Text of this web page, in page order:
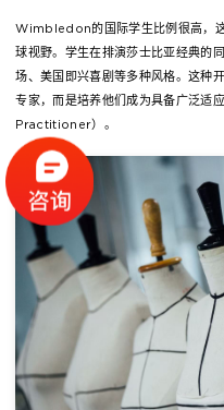
Wimbledon的国际学生比例很高，
球视野。学生在排演莎士比亚经典的
场、美国即兴喜剧等多种风格。这种
专家，而是培养他们成为具备广泛适
Practitioner）。